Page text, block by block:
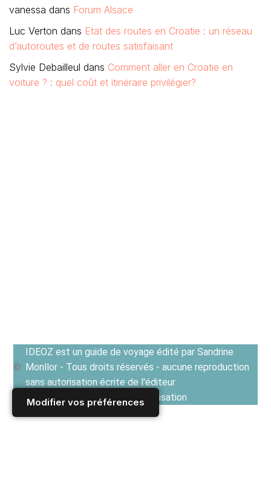
Modifier vos préférences
vanessa dans Forum Alsace
Luc Verton dans Etat des routes en Croatie : un réseau
d’autoroutes et de routes satisfaisant
Sylvie Debailleul dans Comment aller en Croatie en
voiture ? : quel coût et itinéraire privilégier?
IDEOZ est un guide de voyage édité par Sandrine
Monllor - Tous droits réservés - aucune reproduction
sans autorisation écrite de l'éditeur
Voir les Conditions générales d'utilisation